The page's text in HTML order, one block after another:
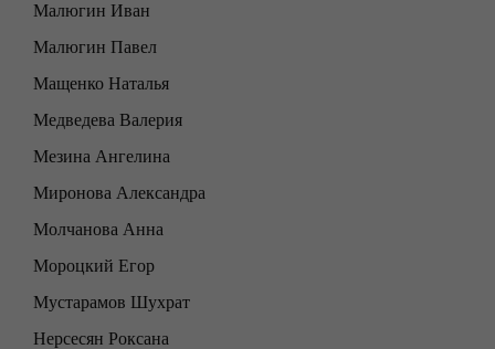
Малюгин Иван
Малюгин Павел
Мащенко Наталья
Медведева Валерия
Мезина Ангелина
Миронова Александра
Молчанова Анна
Мороцкий Егор
Мустарамов Шухрат
Нерсесян Роксана